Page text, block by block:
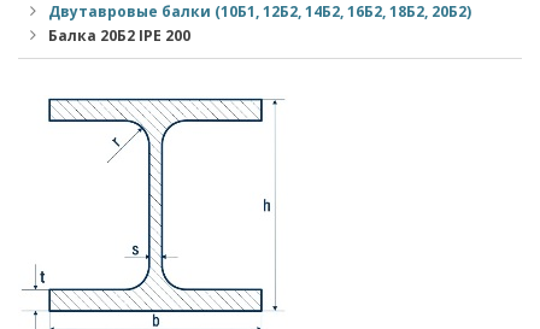
Двутавровые балки (10Б1, 12Б2, 14Б2, 16Б2, 18Б2, 20Б2)
Балка 20Б2 IPE 200